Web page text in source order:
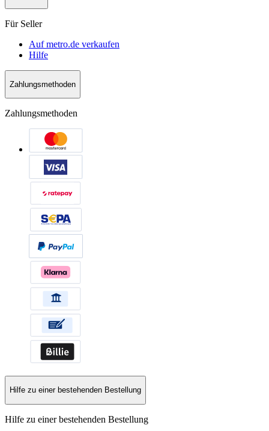
Für Seller
Auf metro.de verkaufen
Hilfe
Zahlungsmethoden
Zahlungsmethoden
Hilfe zu einer bestehenden Bestellung
Hilfe zu einer bestehenden Bestellung